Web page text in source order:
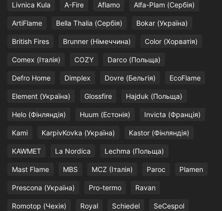
Livnica Kula A-Fire Aflamo Alfa-Plam (Сербія)
ArtiFlame Bella Thalia (Сербія) Bokar (Україна)
British Fires Brunner (Німеччина) Color (Хорватія)
Comex (Італія) COZY Darco (Польща)
Defro Home Dimplex Dovre (Бельгія) EcoFlame
Element (Україна) Glossfire Hajduk (Польща)
Helo (Фінляндія) Huum (Естонія) Invicta (Франція)
Kami KarpivKovka (Україна) Kastor (Фінляндія)
KAWMET La Nordica Lechma (Польща)
Mast Flame MBS MCZ (Італія) Paroc Plamen
Prescona (Україна) Pro-termo Ravan
Romotop (Чехія) Royal Schiedel SeCespol